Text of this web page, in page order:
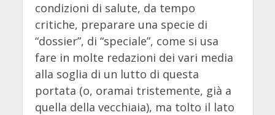
condizioni di salute, da tempo
critiche, preparare una specie di
“dossier”, di “speciale”, come si usa
fare in molte redazioni dei vari media
alla soglia di un lutto di questa
portata (o, oramai tristemente, già a
quella della vecchiaia), ma tolto il lato